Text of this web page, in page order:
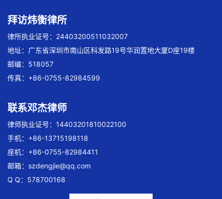
拜访炜衡律所
律所执业证号：24403200511032007
地址：广东省深圳市南山区科发路19号华润置地大厦D座19楼
邮编：518057
传真：+86-0755-82984599
联系邓杰律师
律师执业证号：14403201810022100
手机：+86-13715198118
座机：+86-0755-82984411
邮箱： szdengjie@qq.com
Q Q：578700168